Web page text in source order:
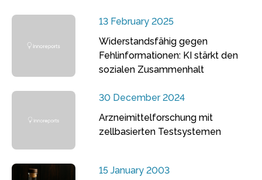
13 February 2025
Widerstandsfähig gegen
Fehlinformationen: KI stärkt den
sozialen Zusammenhalt
30 December 2024
Arzneimittelforschung mit
zellbasierten Testsystemen
15 January 2003